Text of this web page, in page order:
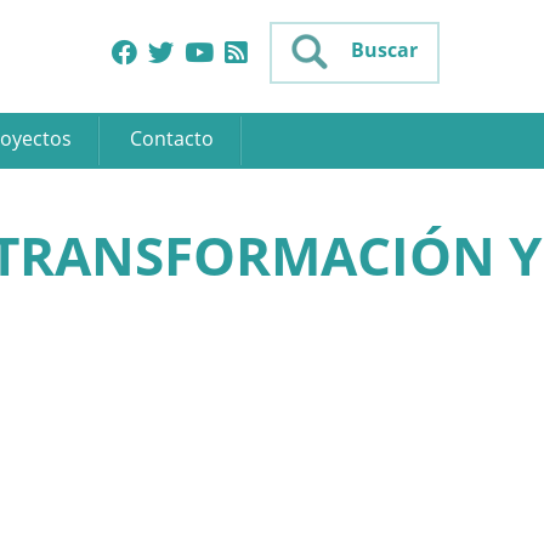
Buscar
Contacto
Y